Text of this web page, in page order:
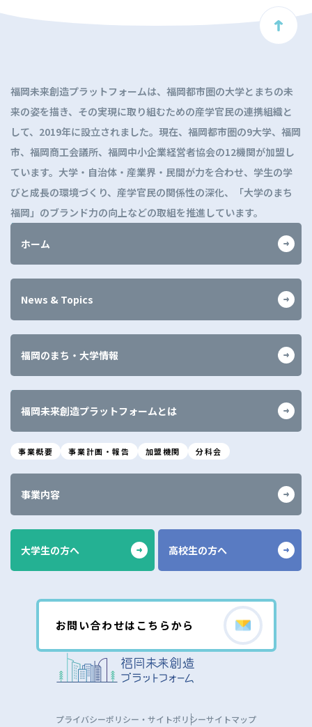
福岡未来創造プラットフォームは、福岡都市圏の大学とまちの未
来の姿を描き、その実現に取り組むための産学官民の連携組織と
して、2019年に設立されました。現在、福岡都市圏の9大学、福岡
市、福岡商工会議所、福岡中小企業経営者協会の12機関が加盟し
ています。大学・自治体・産業界・民間が力を合わせ、学生の学
びと成長の環境づくり、産学官民の関係性の深化、「大学のまち
福岡」のブランド力の向上などの取組を推進しています。
ホーム
News & Topics
福岡のまち・大学情報
福岡未来創造プラットフォームとは
事業概要 事業計画・報告 加盟機関 分科会
事業内容
大学生の方へ 高校生の方へ
プライバシーポリシー・サイトポリシーサイトマップ
お問い合わせはこちらから
ト
に
戻
る